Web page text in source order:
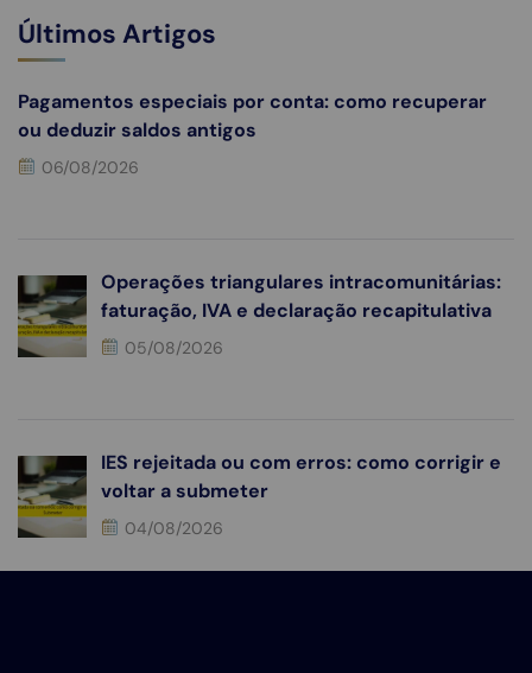
Últimos Artigos
Pagamentos especiais por conta: como recuperar
ou deduzir saldos antigos
06/08/2026
Operações triangulares intracomunitárias:
faturação, IVA e declaração recapitulativa
05/08/2026
IES rejeitada ou com erros: como corrigir e
voltar a submeter
04/08/2026